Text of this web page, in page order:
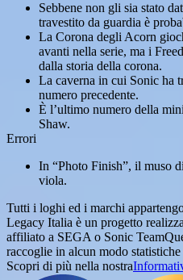
Sebbene non gli sia stato
travestito da guardia è
La Corona degli Acorn
avanti nella serie, ma i
dalla storia della corona.
La caverna in cui Sonic ha
numero precedente.
È l’ultimo numero della
Shaw.
Errori
In “Photo Finish”, il muso
viola.
Tutti i loghi ed i marchi
Legacy Italia è un progetto
affiliato a SEGA o Sonic Team
raccoglie in alcun modo
Scopri di più nella nostra